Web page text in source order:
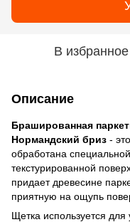
В избранное
Описание
Брашированная
Нормандский бриз -
обработана
текстурированной
придает древесине
приятную на ощупь
Щетка используется